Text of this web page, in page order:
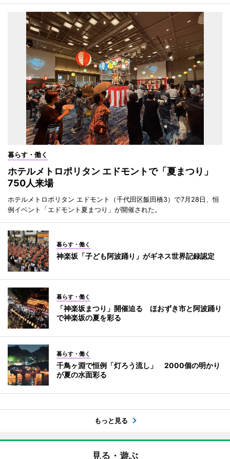
暮らす・働く
ホテルメトロポリタン エドモントで「夏まつり」
750人来場
ホテルメトロポリタン エドモント（千代田区飯田橋3）で7月28日、恒
例イベント「エドモント夏まつり」が開催された。
暮らす・働く
神楽坂「子ども阿波踊り」がギネス世界記録認定
暮らす・働く
「神楽坂まつり」開催迫る ほおずき市と阿波踊り
で神楽坂の夏を彩る
暮らす・働く
千鳥ヶ淵で恒例「灯ろう流し」 2000個の明かり
が夏の水面彩る
もっと見る
見る・遊ぶ